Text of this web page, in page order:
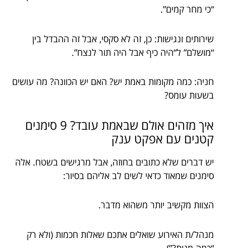
“כי מחר קמים”.
שירותים ונגישות: כן, זה לא סקסי, אבל זה ההבדל בין
“מושלם” ל“היה כיף אבל היה תור לנצח”.
חניה: כמה מקומות באמת יש? האם יש הכוונה? מה עושים
בשעות עומס?
איך מזהים אולם שבאמת עובד? 9 סימנים
קטנים עם אפקט ענק
יש דברים שלא כתובים בחוזה, אבל מרגישים בשטח. אלה
סימנים שמאוד כדאי לשים לב אליהם בסיור:
הצוות מקשיב יותר משהוא מדבר.
מנהל/ת האירוע שואלים אתכם שאלות חכמות (ולא רק